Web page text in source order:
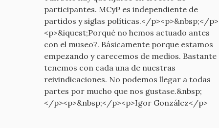
participantes. MCyP es independiente de
partidos y siglas políticas.</p><p>&nbsp;</p>
<p>&iquest;Porqué no hemos actuado antes
con el museo?. Básicamente porque estamos
empezando y carecemos de medios. Bastante
tenemos con cada una de nuestras
reivindicaciones. No podemos llegar a todas
partes por mucho que nos gustase.&nbsp;
</p><p>&nbsp;</p><p>Igor González</p>